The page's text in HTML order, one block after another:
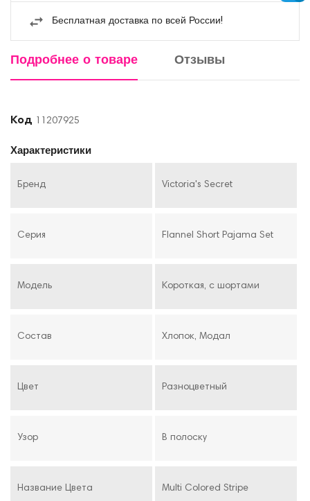
Бесплатная доставка по всей России!
Подробнее о товаре Отзывы
Код 11207925
Характеристики
Бренд Victoria's Secret
Серия Flannel Short Pajama Set
Модель Короткая, с шортами
Состав Хлопок, Модал
Цвет Разноцветный
Узор В полоску
Название Цвета Multi Colored Stripe